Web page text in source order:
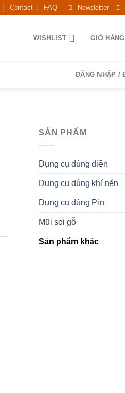
Contact FAQ Newsletter
WISHLIST GIỎ
ĐĂNG NHẬP /
SẢN PHẨM
Dụng cụ dùng điện
Dụng cụ dùng khí nén
Dụng cụ dùng Pin
Mũi soi gỗ
Sản phẩm khác